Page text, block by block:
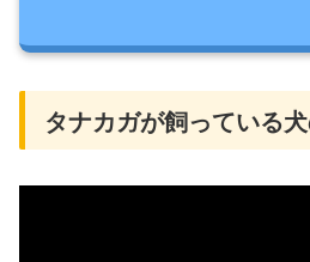
タナカガが飼っている